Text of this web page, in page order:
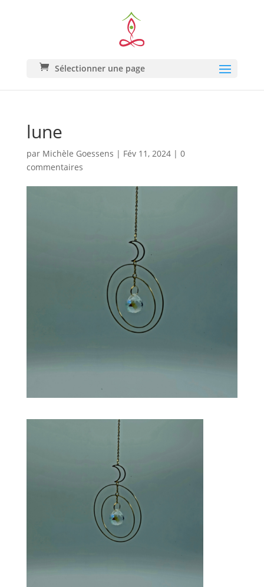
Sélectionner une page
lune
par Michèle Goessens | Fév 11, 2024| 0
commentaires